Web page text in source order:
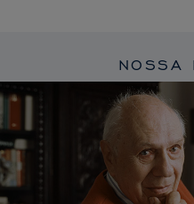
NOSSA